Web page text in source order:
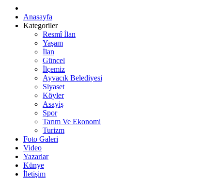
Anasayfa
Kategoriler
Resmî İlan
Yaşam
İlan
Güncel
İlçemiz
Ayvacık Belediyesi
Siyaset
Köyler
Asayiş
Spor
Tarım Ve Ekonomi
Turizm
Foto Galeri
Video
Yazarlar
Künye
İletişim